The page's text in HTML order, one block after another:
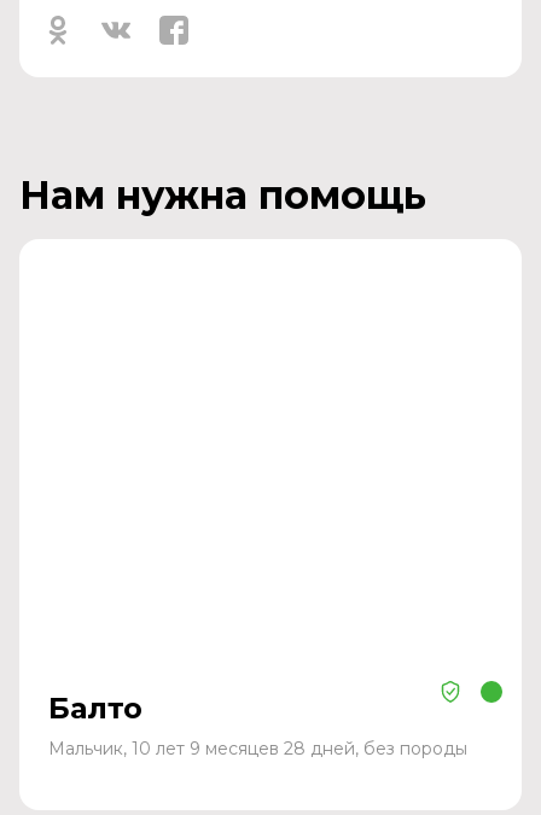
Нам нужна помощь
Балто
Мальчик, 10 лет 9 месяцев 28 дней, без породы